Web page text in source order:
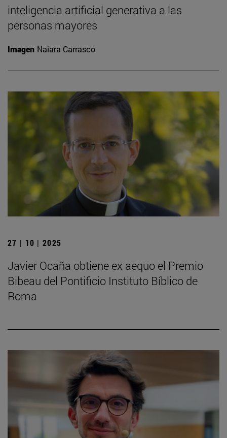
inteligencia artificial generativa a las
personas mayores
Imagen Naiara Carrasco
27 | 10 | 2025
Javier Ocaña obtiene ex aequo el Premio
Bibeau del Pontificio Instituto Bíblico de
Roma